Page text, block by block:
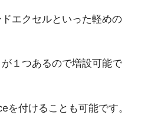
エクセルといった軽めの
１つあるので増設可能で
を付けることも可能です。